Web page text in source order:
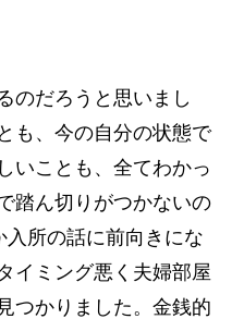
のだろうと思いまし
も、今の自分の状態で
いことも、全てわかっ
踏ん切りがつかないの
所の話に前向きにな
イミング悪く夫婦部屋
つかりました。金銭的